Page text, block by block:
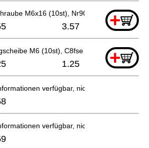
M6x16 (10st), Nr90aa +
3.57
M6 (10st), C8fse +
1.25
verfügbar, nicht bestellbar
verfügbar, nicht bestellbar